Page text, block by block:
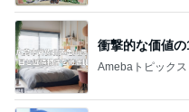
衝撃的な価値
Amebaトピックス